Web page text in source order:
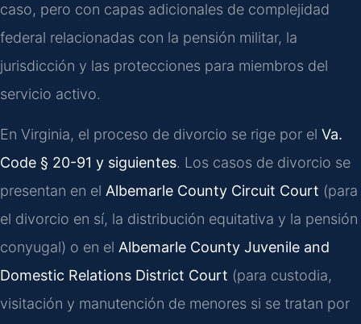
caso, pero con capas adicionales de complejidad
federal relacionadas con la pensión militar, la
jurisdicción y las protecciones para miembros del
servicio activo.
En Virginia, el proceso de divorcio se rige por el Va.
Code § 20-91 y siguientes. Los casos de divorcio se
presentan en el Albemarle County Circuit Court (para
el divorcio en sí, la distribución equitativa y la pensión
conyugal) o en el Albemarle County Juvenile and
Domestic Relations District Court (para custodia,
visitación y manutención de menores si se tratan por